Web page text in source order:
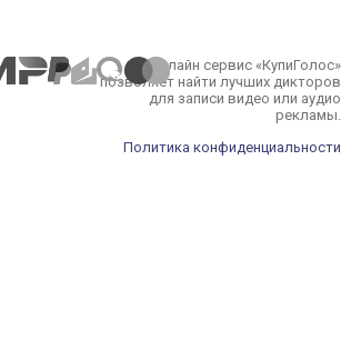
Онлайн сервис «КупиГолос»
позволяет найти лучших дикторов
для записи видео или аудио
рекламы.
Политика конфиденциальности